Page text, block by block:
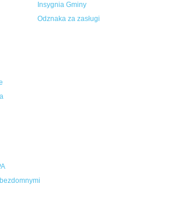
Insygnia Gminy
Odznaka za zasługi